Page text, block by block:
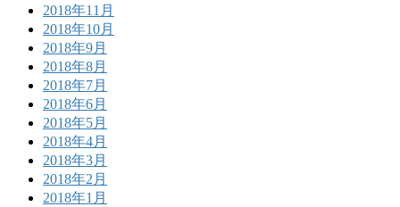
2018年11月
2018年10月
2018年9月
2018年8月
2018年7月
2018年6月
2018年5月
2018年4月
2018年3月
2018年2月
2018年1月